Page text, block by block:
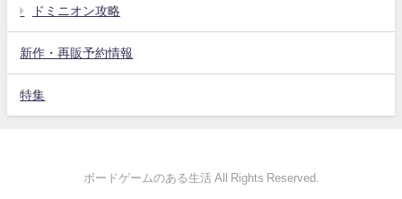
ドミニオン攻略
新作・再販予約情報
特集
ボードゲームのある生活 All Rights Reserved.